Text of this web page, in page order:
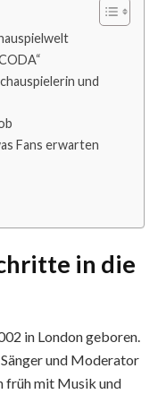
und
Fans erwarten
in die
in London geboren.
und Moderator
früh mit Musik und